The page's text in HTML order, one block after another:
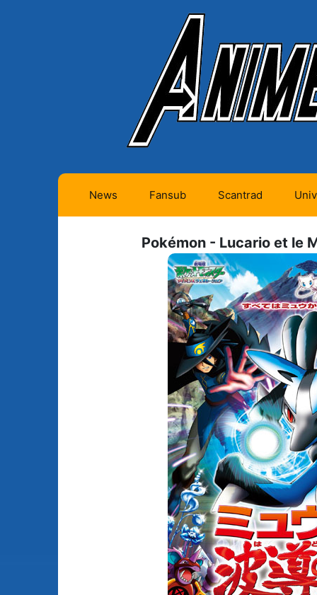
News Fansub
Animes en cours (1)
Animes terminés
(334)
Animes licenciés
(256)
Animes abandonnés
Tous les animes (604)
Scantrad
Mangas en cours
(Privés) (4)
Mangas en cours
(Publics) (11)
Mangas terminés
(Privés) (132)
Mangas terminés
(Publics) (88)
Mangas en pause
Mangas licenciés
Mangas
(0)
Tous les mangas
(273)
Pokémon - Lucario et le